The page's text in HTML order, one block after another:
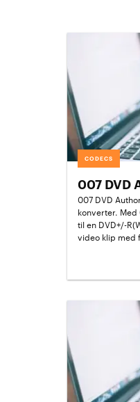
CODECS
007 DVD
007 DVD
konverter.
til en DVD+/-
video klip med